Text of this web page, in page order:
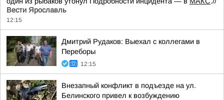
Вести Ярославль
12:15
Дмитрий Рудаков: Выехал с коллегами в
Переборы
12:15
Внезапный конфликт в подъезде на ул.
Белинского привел к возбуждению